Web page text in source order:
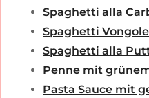
Spaghetti alla
Spaghetti Vongole
Spaghetti alla
Penne mit
Pasta Sauce mit